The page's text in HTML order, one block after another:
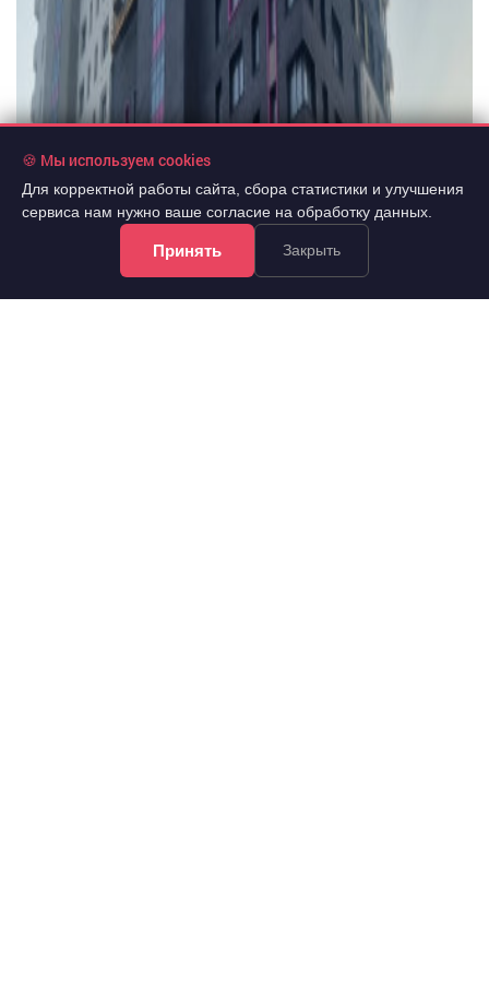
🍪 Мы используем cookies
Для корректной работы сайта, сбора статистики и улучшения
сервиса нам нужно ваше согласие на обработку данных.
Принять Закрыть